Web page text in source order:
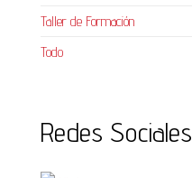
Taller de Formación
Todo
Redes Sociales